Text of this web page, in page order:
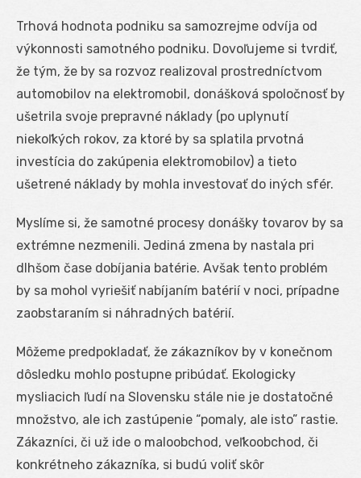
Trhová hodnota podniku sa samozrejme odvíja od
výkonnosti samotného podniku. Dovoľujeme si tvrdiť,
že tým, že by sa rozvoz realizoval prostredníctvom
automobilov na elektromobil, donášková spoločnosť by
ušetrila svoje prepravné náklady (po uplynutí
niekoľkých rokov, za ktoré by sa splatila prvotná
investícia do zakúpenia elektromobilov) a tieto
ušetrené náklady by mohla investovať do iných sfér.
Myslíme si, že samotné procesy donášky tovarov by sa
extrémne nezmenili. Jediná zmena by nastala pri
dlhšom čase dobíjania batérie. Avšak tento problém
by sa mohol vyriešiť nabíjaním batérií v noci, prípadne
zaobstaraním si náhradných batérií.
Môžeme predpokladať, že zákazníkov by v konečnom
dôsledku mohlo postupne pribúdať. Ekologicky
mysliacich ľudí na Slovensku stále nie je dostatočné
množstvo, ale ich zastúpenie “pomaly, ale isto” rastie.
Zákazníci, či už ide o maloobchod, veľkoobchod, či
konkrétneho zákazníka, si budú voliť skôr